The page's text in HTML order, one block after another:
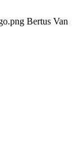
Bertus Van